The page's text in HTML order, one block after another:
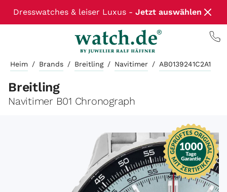
Dresswatches & leiser Luxus - Jetzt auswählen
Heim / Brands / Breitling / Navitimer / AB0139241C2A1
Breitling
Navitimer B01 Chronograph